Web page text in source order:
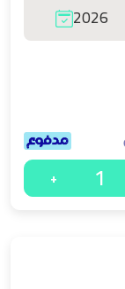
2026
1
+